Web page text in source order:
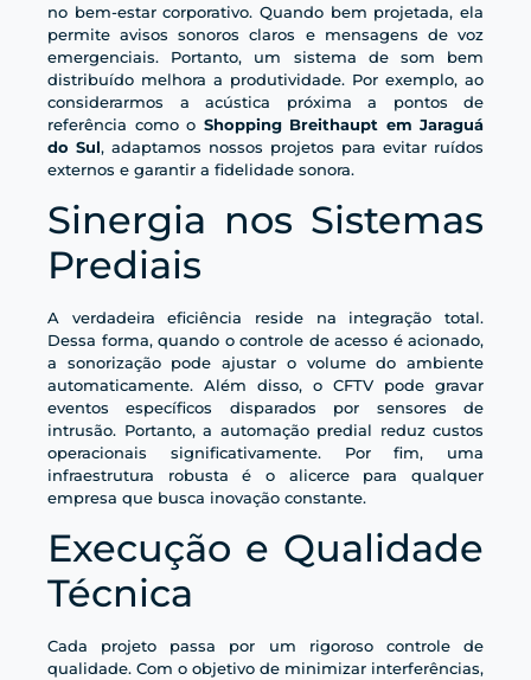
no bem-estar corporativo. Quando bem projetada, ela
permite avisos sonoros claros e mensagens de voz
emergenciais. Portanto, um sistema de som bem
distribuído melhora a produtividade. Por exemplo, ao
considerarmos a acústica próxima a pontos de
referência como o Shopping Breithaupt em Jaraguá
do Sul, adaptamos nossos projetos para evitar ruídos
externos e garantir a fidelidade sonora.
Sinergia nos Sistemas
Prediais
A verdadeira eficiência reside na integração total.
Dessa forma, quando o controle de acesso é acionado,
a sonorização pode ajustar o volume do ambiente
automaticamente. Além disso, o CFTV pode gravar
eventos específicos disparados por sensores de
intrusão. Portanto, a automação predial reduz custos
operacionais significativamente. Por fim, uma
infraestrutura robusta é o alicerce para qualquer
empresa que busca inovação constante.
Execução e Qualidade
Técnica
Cada projeto passa por um rigoroso controle de
qualidade. Com o objetivo de minimizar interferências,